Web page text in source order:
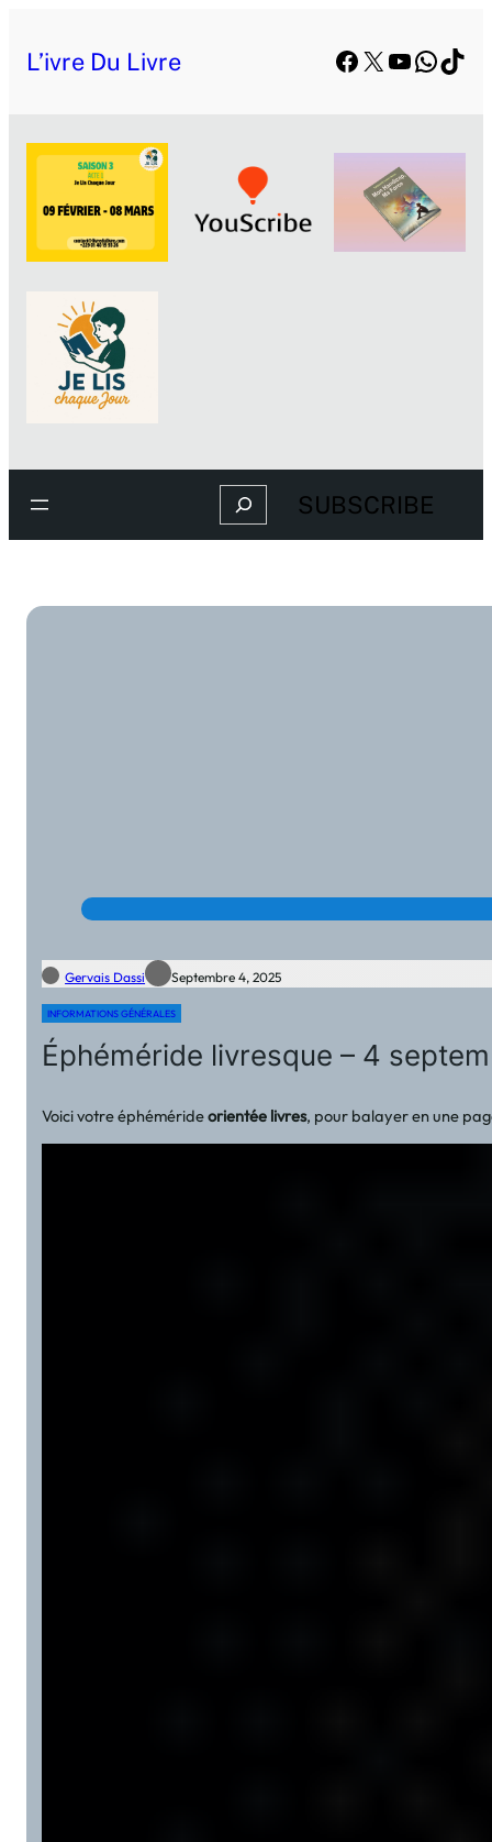
L’ivre Du Livre Facebook
X YouTube
Search SUBSCRIBE
Gervais Dassi Septembre 4, 2025
INFORMATIONS GÉNÉRALES
Éphéméride livresque – 4
Voici votre éphémérideorientée livres, pour balayer en une